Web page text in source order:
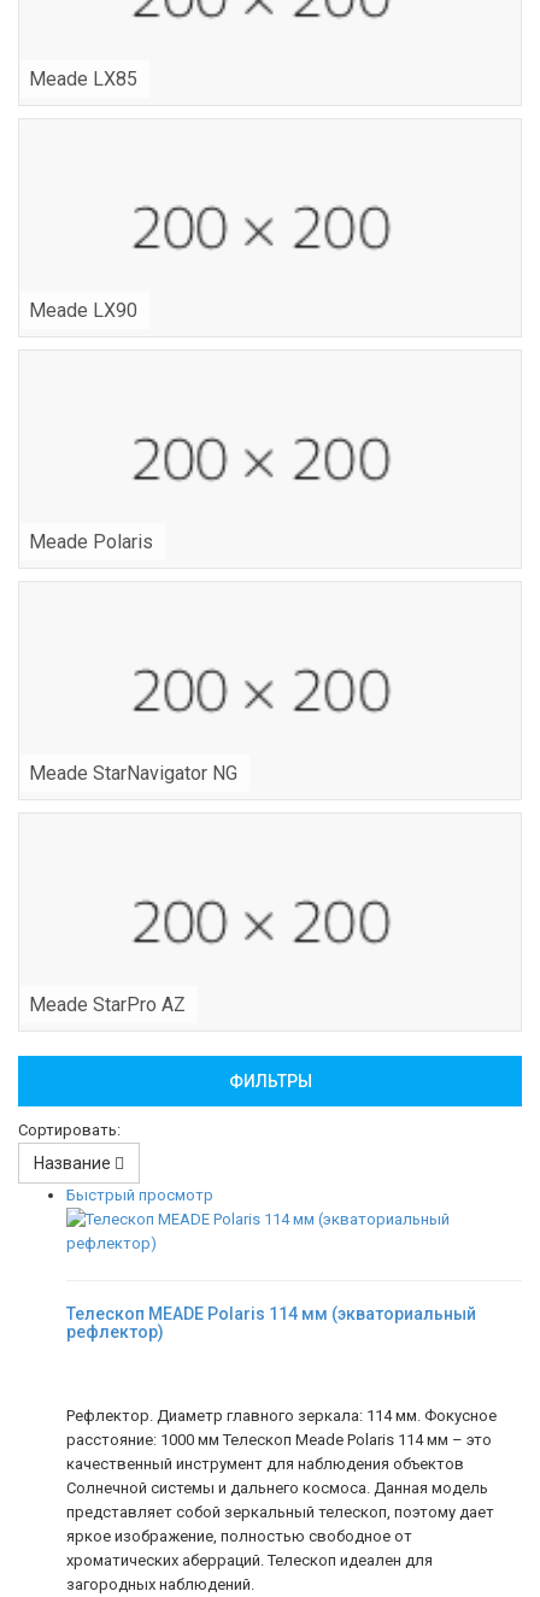
Meade LX85
Meade LX90
Meade Polaris
Meade StarNavigator NG
Meade StarPro AZ
ФИЛЬТРЫ
Сортировать:
Название
Быстрый просмотр
Телескоп MEADE Polaris 114 мм (экваториальный
рефлектор)
Рефлектор. Диаметр главного зеркала: 114 мм. Фокусное
расстояние: 1000 мм Телескоп Meade Polaris 114 мм – это
качественный инструмент для наблюдения объектов
Солнечной системы и дальнего космоса. Данная модель
представляет собой зеркальный телескоп, поэтому дает
яркое изображение, полностью свободное от
хроматических аберраций. Телескоп идеален для
загородных наблюдений.